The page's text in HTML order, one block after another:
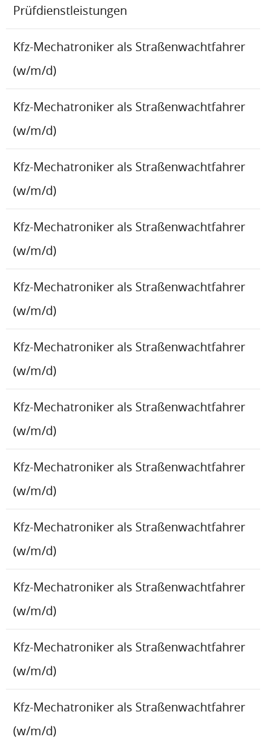
Prüfdienstleistungen
Kfz-Mechatroniker als Straßenwachtfahrer
(w/m/d)
Kfz-Mechatroniker als Straßenwachtfahrer
(w/m/d)
Kfz-Mechatroniker als Straßenwachtfahrer
(w/m/d)
Kfz-Mechatroniker als Straßenwachtfahrer
(w/m/d)
Kfz-Mechatroniker als Straßenwachtfahrer
(w/m/d)
Kfz-Mechatroniker als Straßenwachtfahrer
(w/m/d)
Kfz-Mechatroniker als Straßenwachtfahrer
(w/m/d)
Kfz-Mechatroniker als Straßenwachtfahrer
(w/m/d)
Kfz-Mechatroniker als Straßenwachtfahrer
(w/m/d)
Kfz-Mechatroniker als Straßenwachtfahrer
(w/m/d)
Kfz-Mechatroniker als Straßenwachtfahrer
(w/m/d)
Kfz-Mechatroniker als Straßenwachtfahrer
(w/m/d)